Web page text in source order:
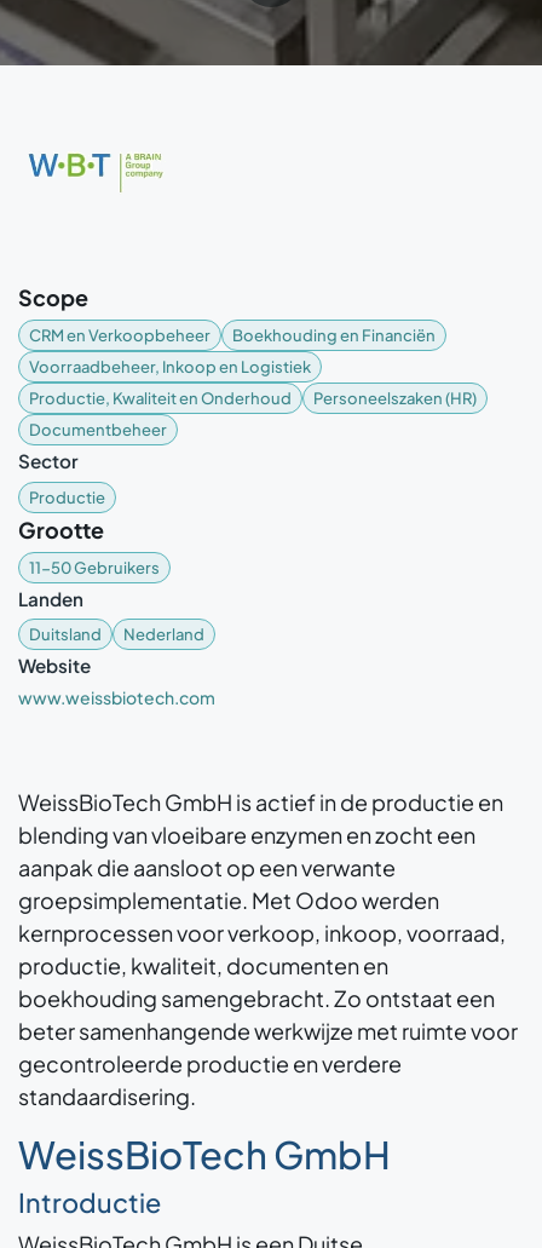
Scope
CRM en Verkoopbeheer
Boekhouding en Financiën
Voorraadbeheer, Inkoop en Logistiek
Productie, Kwaliteit en Onderhoud
Personeelszaken (HR)
Documentbeheer
Sector
Productie
Grootte
11-50 Gebruikers
Landen
Duitsland Nederland
Website
www.weissbiotech.com
WeissBioTech GmbH is actief in de productie en
blending van vloeibare enzymen en zocht een
aanpak die aansloot op een verwante
groepsimplementatie. Met Odoo werden
kernprocessen voor verkoop, inkoop, voorraad,
productie, kwaliteit, documenten en
boekhouding samengebracht. Zo ontstaat een
beter samenhangende werkwijze met ruimte voor
gecontroleerde productie en verdere
standaardisering.
WeissBioTech GmbH
Introductie